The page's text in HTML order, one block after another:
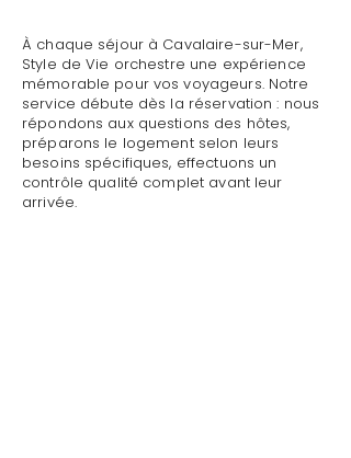
À chaque séjour à Cavalaire-sur-Mer,
Style de Vie orchestre une expérience
mémorable pour vos voyageurs. Notre
service débute dès la réservation : nous
répondons aux questions des hôtes,
préparons le logement selon leurs
besoins spécifiques, effectuons un
contrôle qualité complet avant leur
arrivée.